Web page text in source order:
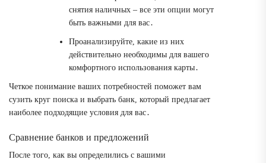
снятия наличных – все эти опции могут
быть важными для вас․
Проанализируйте, какие из них
действительно необходимы для вашего
комфортного использования карты․
Четкое понимание ваших потребностей поможет вам
сузить круг поиска и выбрать банк, который предлагает
наиболее подходящие условия для вас․
Сравнение банков и предложений
После того, как вы определились с вашими